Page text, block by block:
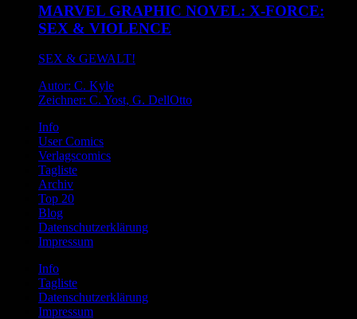
MARVEL GRAPHIC NOVEL: X-FORCE:
SEX & VIOLENCE
SEX & GEWALT!
Autor: C. Kyle
Zeichner: C. Yost, G. DellOtto
Info
User Comics
Verlagscomics
Tagliste
Archiv
Top 20
Blog
Datenschutzerklärung
Impressum
Info
Tagliste
Datenschutzerklärung
Impressum